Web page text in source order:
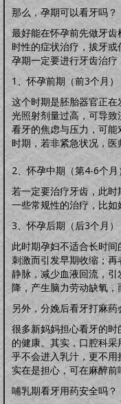
心理行为
亲子游戏 安全教育
生命奥秘
生命探索 数理研究 医学技
先天根基
怀孕前 怀孕期 分娩期 产
婴幼卫保
健康教育 家居卫生 保健常
日常消毒
那么，孕期可以看牙吗？
最好能在怀孕前先做牙
时性的症状治疗，拔牙
孕期一定要进行牙齿治
1、怀孕前期（前3个月）
这个时期是胚胎器官正
光照射剂量过高，可导
看牙的焦虑与压力，可
时期，若非紧急状况，
2、怀孕中期（第4-6个月）
若一定要治疗牙齿，此
一些常规性的治疗，比如
3、怀孕后期（后3个月）
此时期孕妇不适合长时
刺激而引发早期收缩；
静脉，减少血液回流，
降，产生脑力劳动缺氧，
另外，分娩后看牙打麻
很多新妈妈担心看牙的
的健康。其实，口腔科
乎不会进入乳汁，更不
实在是担心，可在麻醉前
哺乳期看牙用药安全吗？